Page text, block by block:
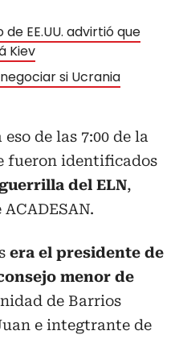
EE.UU. advirtió que
Kiev
si Ucrania
de las 7:00 de la
fueron identificados
del ELN,
era el presidente de
menor de
de Barrios
e integtrante de